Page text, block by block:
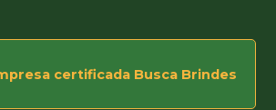
certificada Busca Brindes